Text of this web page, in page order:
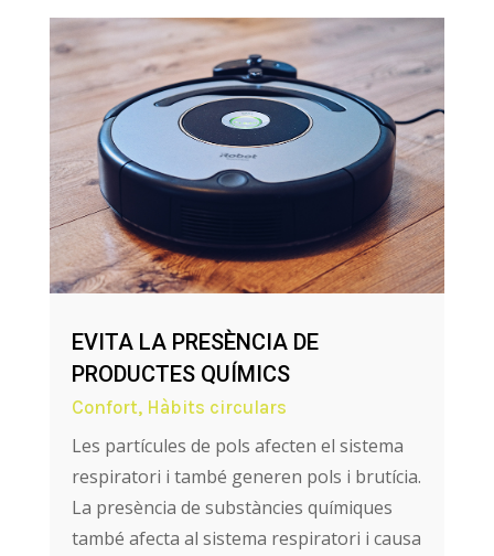
EVITA LA PRESÈNCIA DE
PRODUCTES QUÍMICS
Confort, Hàbits circulars
Les partícules de pols afecten el sistema
respiratori i també generen pols i brutícia.
La presència de substàncies químiques
també afecta al sistema respiratori i causa